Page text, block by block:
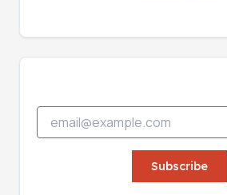
a
i
l
E
E
Subscribe